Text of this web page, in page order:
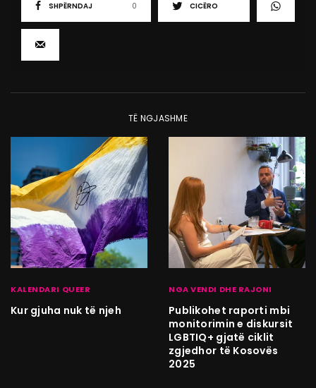
SHPËRNDAJ 0 CICËRO
TË NGJASHME
KALENDARI QUEER
Kur gjuha nuk të njeh
NGA VENDI DHE RAJONI
Publikohet raporti mbi
monitorimin e diskursit
LGBTIQ+ gjatë ciklit
zgjedhor të Kosovës
2025